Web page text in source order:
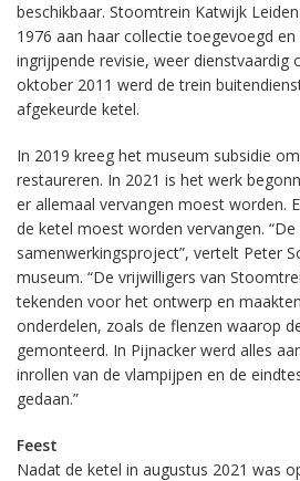
beschikbaar. Stoomtrein Katwijk
1976 aan haar collectie toegevoegd en
ingrijpende revisie, weer dienstvaardig
oktober 2011 werd de trein
afgekeurde ketel.
In 2019 kreeg het museum subsidie
restaureren. In 2021 is het werk
er allemaal vervangen moest worden.
de ketel moest worden vervangen.
samenwerkingsproject”, vertelt Peter
museum. “De vrijwilligers van
tekenden voor het ontwerp en
onderdelen, zoals de flenzen waarop
gemonteerd. In Pijnacker werd alles
inrollen van de vlampijpen en de
gedaan.”
Feest
Nadat de ketel in augustus 2021 was